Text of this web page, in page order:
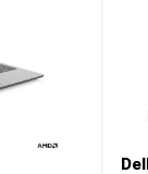
Dell